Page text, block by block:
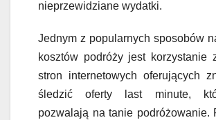
nieprzewidziane wydatki.
Jednym z popularnych sposobów
kosztów podróży jest korzystanie
stron internetowych oferujących
śledzić oferty last minute,
pozwalają na tanie podróżowanie.